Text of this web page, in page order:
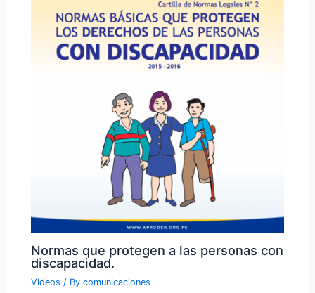
Normas que protegen a las personas con
discapacidad.
Videos / Bycomunicaciones